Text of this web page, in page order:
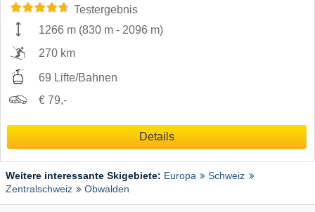
Testergebnis
1266 m (830 m - 2096 m)
270 km
69 Lifte/Bahnen
€ 79,-
Details
Weitere interessante Skigebiete: Europa
Schweiz
Zentralschweiz
Obwalden